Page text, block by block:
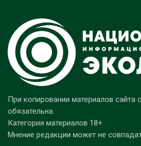
При копировании материалов сайта
обязательна.
Категория материалов 18+
Мнение редакции может не